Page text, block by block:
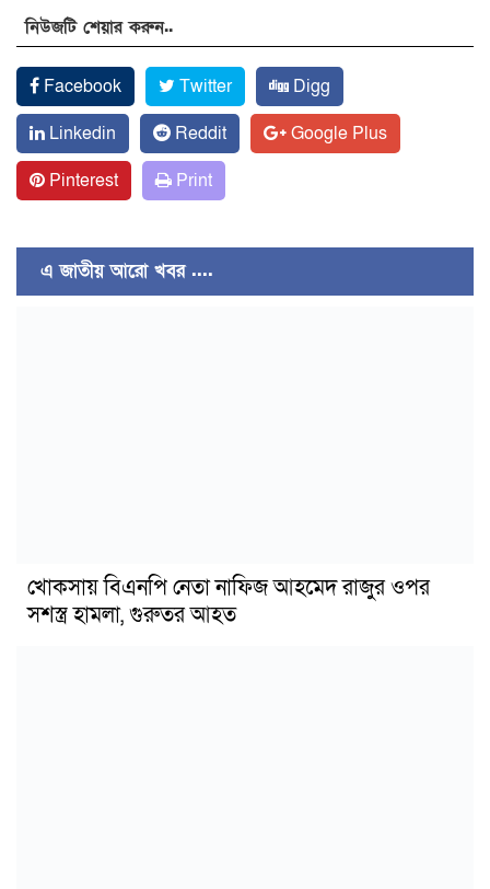
নিউজটি শেয়ার করুন..
Facebook Twitter
Digg
Linkedin
Reddit
Google Plus
Pinterest
Print
এ জাতীয় আরো খবর ....
খোকসায় বিএনপি নেতা নাফিজ আহমেদ রাজুর ওপর
সশস্ত্র হামলা, গুরুতর আহত